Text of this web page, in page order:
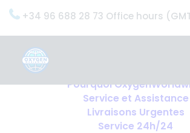
+34 96 688 28 73 Office hours
OxygenWorldwide (Ce que
Pourquoi
Service et Assistance
Livraisons Urgentes
Service 24h/24